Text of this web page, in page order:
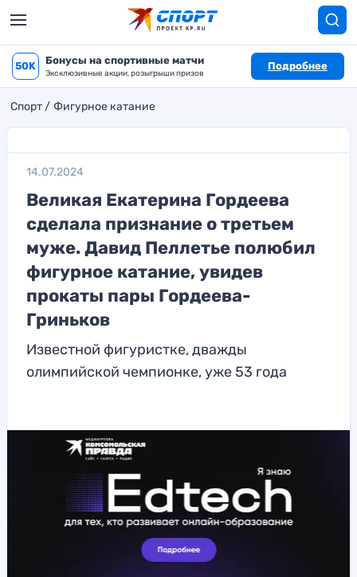
50K Бонусы на спортивные матчи
Эксклюзивные акции, розыгрыши призов
Подробнее
Спорт Фигурное катание
14.07.2024
Великая Екатерина Гордеева
сделала признание о третьем
муже. Давид Пеллетье полюбил
фигурное катание, увидев
прокаты пары Гордеева-
Гриньков
Известной фигуристке, дважды
олимпийской чемпионке, уже 53 года